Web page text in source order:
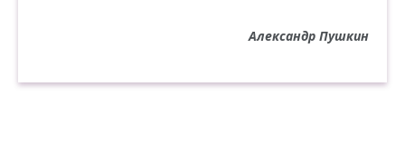
Александр Пушкин